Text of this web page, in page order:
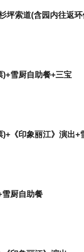
坪索道(含园内往返
雪厨自助餐+三宝
《印象丽江》演出+
厨自助餐